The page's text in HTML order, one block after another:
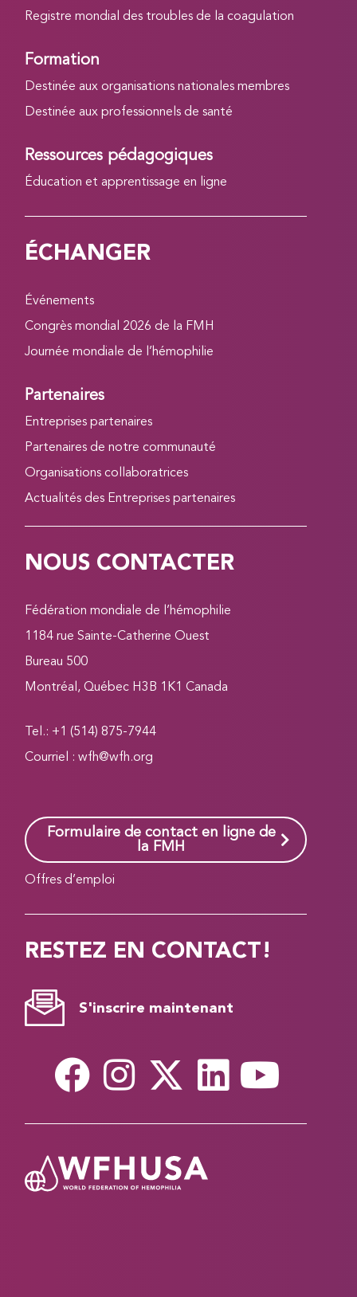
Registre mondial des troubles de la coagulation
Formation
Destinée aux organisations nationales membres
Destinée aux professionnels de santé
Ressources pédagogiques
Éducation et apprentissage en ligne
ÉCHANGER
Événements
Congrès mondial 2026 de la FMH
Journée mondiale de l’hémophilie
Partenaires
Entreprises partenaires
Partenaires de notre communauté
Organisations collaboratrices
Actualités des Entreprises partenaires
NOUS CONTACTER
Fédération mondiale de l’hémophilie
1184 rue Sainte-Catherine Ouest
Bureau 500
Montréal, Québec H3B 1K1 Canada
Tel.: +1 (514) 875-7944
Courriel :wfh@wfh.org
Formulaire de contact en ligne de
la FMH
Offres d’emploi
RESTEZ EN CONTACT!
S'inscrire maintenant